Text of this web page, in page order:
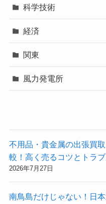
科学技術
経済
関東
風力発電所
不用品・貴金属の出張買
較！高く売るコツとトラ
2026年7月27日
南鳥島だけじゃない！日